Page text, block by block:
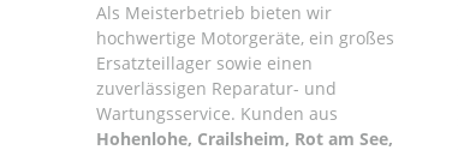
Als Meisterbetrieb bieten wir
hochwertige Motorgeräte, ein großes
Ersatzteillager sowie einen
zuverlässigen Reparatur- und
Wartungsservice. Kunden aus
Hohenlohe, Crailsheim, Rot am See,